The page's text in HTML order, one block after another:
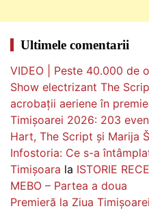
Ultimele comentarii
VIDEO | Peste 40.000 de
Show electrizant The
acrobații aeriene în
Timișoarei 2026: 203
Hart, The Script și Marija
Infostoria: Ce s-a
Timișoara la ISTORIE
MEBO – Partea a doua
Premieră la Ziua